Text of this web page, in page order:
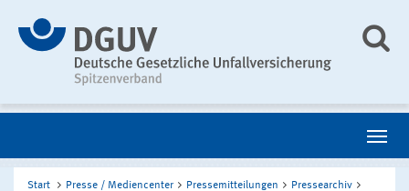
Start Presse / Mediencenter Pressemitteilungen
Pressearchiv